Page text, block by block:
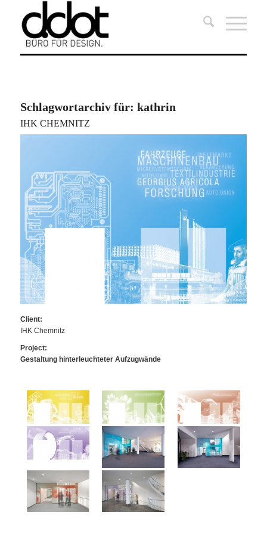
Schlagwortarchiv für: kathrin
IHK CHEMNITZ
Client:
IHK Chemnitz
Project:
Gestaltung hinterleuchteter Aufzugwände